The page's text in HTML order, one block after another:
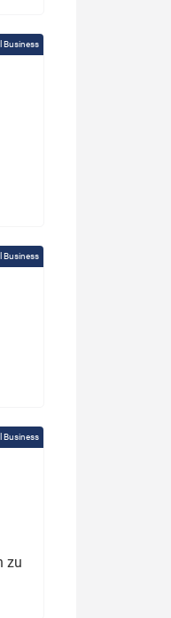
Business
Business
Business
zu